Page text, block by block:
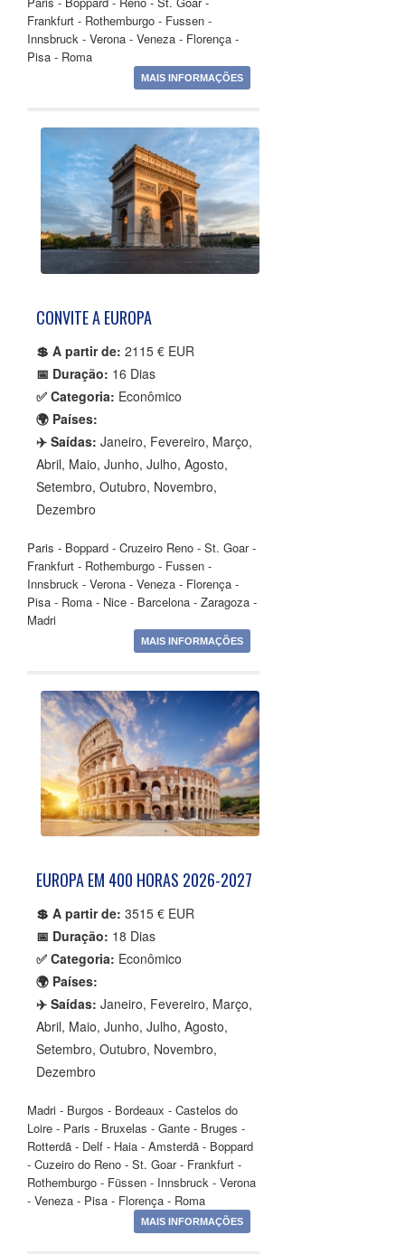
Frankfurt - Rothemburgo - Fussen -
Innsbruck - Verona - Veneza - Florença -
Pisa - Roma
MAIS INFORMAÇÕES
CONVITE A EUROPA
💲 A partir de: 2115 € EUR
📅 Duração: 16 Dias
✅ Categoria: Econômico
🌍 Países:
✈️ Saídas: Janeiro, Fevereiro, Março,
Abril, Maio, Junho, Julho, Agosto,
Setembro, Outubro, Novembro,
Dezembro
Paris - Boppard - Cruzeiro Reno - St. Goar -
Frankfurt - Rothemburgo - Fussen -
Innsbruck - Verona - Veneza - Florença -
Pisa - Roma - Nice - Barcelona - Zaragoza -
Madri
MAIS INFORMAÇÕES
EUROPA EM 400 HORAS 2026-2027
💲 A partir de: 3515 € EUR
📅 Duração: 18 Dias
✅ Categoria: Econômico
🌍 Países:
✈️ Saídas: Janeiro, Fevereiro, Março,
Abril, Maio, Junho, Julho, Agosto,
Setembro, Outubro, Novembro,
Dezembro
Madri - Burgos - Bordeaux - Castelos do
Loire - Paris - Bruxelas - Gante - Bruges -
Rotterdã - Delf - Haia - Amsterdã - Boppard
- Cuzeiro do Reno - St. Goar - Frankfurt -
Rothemburgo - Füssen - Innsbruck - Verona
- Veneza - Pisa - Florença - Roma
MAIS INFORMAÇÕES